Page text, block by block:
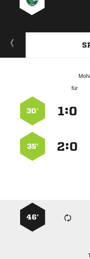
für
:
30’
:
35’
46’